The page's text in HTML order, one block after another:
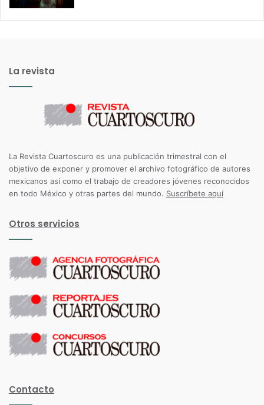
La revista
La Revista Cuartoscuro es una publicación trimestral con el
objetivo de exponer y promover el archivo fotográfico de autores
mexicanos así como el trabajo de creadores jóvenes reconocidos
en todo México y otras partes del mundo. Suscríbete aquí
Otros servicios
Contacto